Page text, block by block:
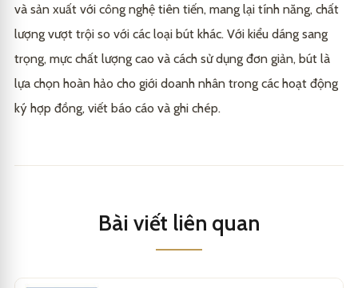
và sản xuất với công nghệ tiên tiến, mang lại tính năng, chất
lượng vượt trội so với các loại bút khác. Với kiểu dáng sang
trọng, mực chất lượng cao và cách sử dụng đơn giản, bút là
lựa chọn hoàn hảo cho giới doanh nhân trong các hoạt động
ký hợp đồng, viết báo cáo và ghi chép.
Bài viết liên quan